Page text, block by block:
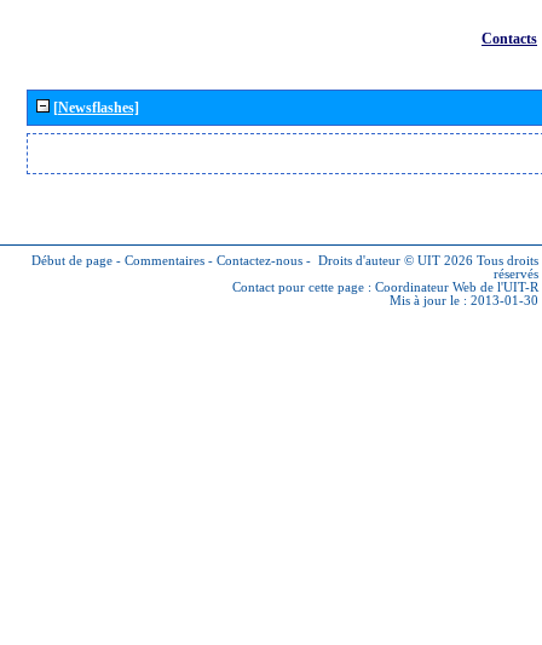
Contacts
[Newsflashes]
Début de page - Commentaires - Contactez-nous - Droits d'auteur © UIT 2026 Tous droits
réservés
Contact pour cette page : Coordinateur Web de l'UIT-R
Mis à jour le : 2013-01-30